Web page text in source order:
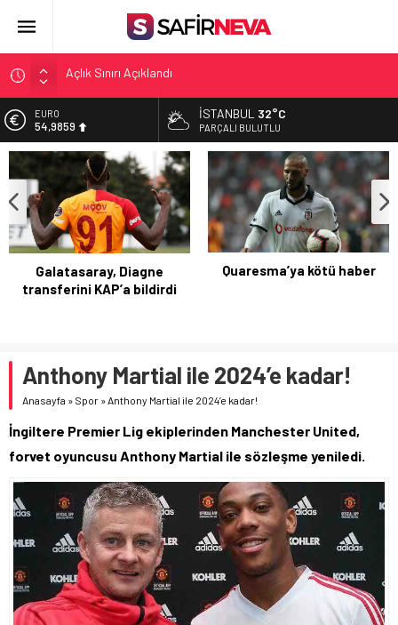
Öğretmenlere Kötü Haber
FETÖ’nün kritik ismi tutuklandı
Son dakika… İstanbul’da trafik felç
Yunanistan Başbakanı Çipras Türkiye’ye gelecek
EURO
54,9859
ALTIN
BİST
13.703,13
DOLAR
İSTANBUL 32°C
PARÇALI BULUTLU
Galatasaray, Diagne
transferini KAP’a bildirdi
Quaresma’ya kötü haber
Anthony Martial ile 2024’e kadar!
Anasayfa » Spor »Anthony Martial ile 2024’e kadar!
İngiltere Premier Lig ekiplerinden Manchester United,
forvet oyuncusu Anthony Martial ile sözleşme yeniledi.